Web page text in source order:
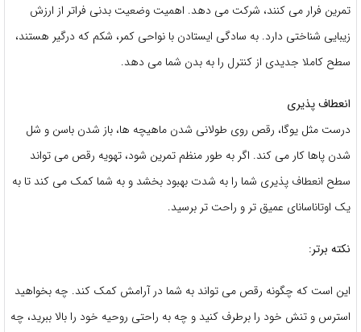
تمرین فرار می کنند، شرکت می دهد. اهمیت وضعیت بدنی فراتر از ارزش
زیبایی شناختی دارد. به سادگی ایستادن با نواحی کمر، شکم که درگیر هستند،
سطح کاملا جدیدی از کنترل را به بدن شما می دهد.
انعطاف پذیری
درست مثل یوگا، رقص روی طولانی شدن ماهیچه ها، باز شدن باسن و شل
شدن پاها کار می کند. اگر به طور منظم تمرین شود، تهویه رقص می تواند
سطح انعطاف پذیری شما را به شدت بهبود بخشد و به شما کمک می کند تا به
یک اوتاناسانای عمیق تر و راحت تر برسید.
نکته برتر:
این است که چگونه رقص می تواند به شما در آرامش کمک کند. چه بخواهید
استرس و تنش خود را برطرف کنید و چه به راحتی روحیه خود را بالا ببرید، چه